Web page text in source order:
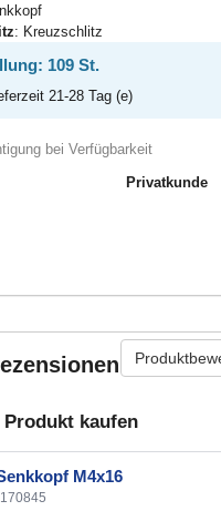
: Kreuzschlitz
109 St.
21-28 Tag (e)
bei Verfügbarkeit
Privatkunde
Produkt kaufen
M4x16